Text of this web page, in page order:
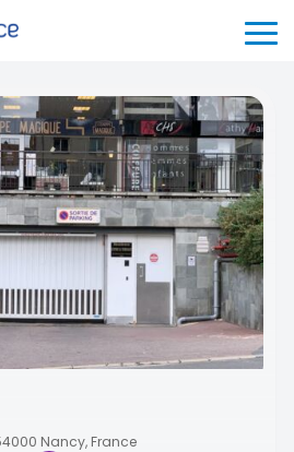
Nancy, France